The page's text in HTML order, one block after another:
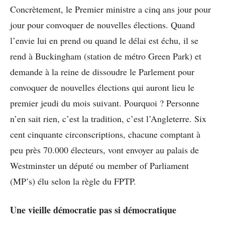
Concrètement, le Premier ministre a cinq ans jour pour
jour pour convoquer de nouvelles élections. Quand
l’envie lui en prend ou quand le délai est échu, il se
rend à Buckingham (station de métro Green Park) et
demande à la reine de dissoudre le Parlement pour
convoquer de nouvelles élections qui auront lieu le
premier jeudi du mois suivant. Pourquoi ? Personne
n’en sait rien, c’est la tradition, c’est l’Angleterre. Six
cent cinquante circonscriptions, chacune comptant à
peu près 70.000 électeurs, vont envoyer au palais de
Westminster un député ou member of Parliament
(MP’s) élu selon la règle du FPTP.
Une vieille démocratie pas si démocratique